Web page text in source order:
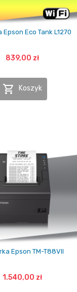
Epson Eco Tank L1270
839,00 zł
 Koszyk
Epson TM-T88VII
1.540,00 zł